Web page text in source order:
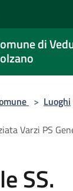
di
> Luoghi
Varzi PS
SS.